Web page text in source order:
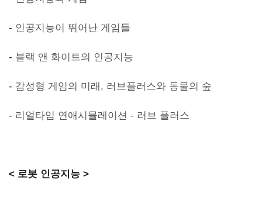
- 인공지능이 뛰어난 게임들
- 블랙 앤 화이트의 인공지능
- 감성형 게임의 미래, 러브플러스와 동물의 숲
- 리얼타임 연애시뮬레이션 - 러브 플러스
< 로봇 인공지능 >